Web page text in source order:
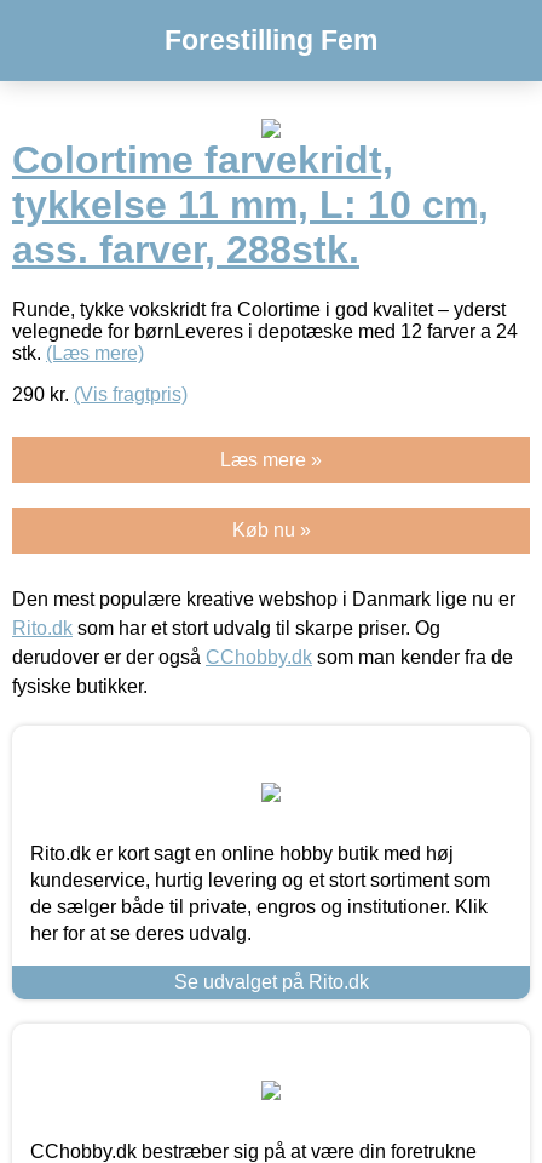
Forestilling Fem
Colortime farvekridt,
tykkelse 11 mm, L: 10 cm,
ass. farver, 288stk.
Runde, tykke vokskridt fra Colortime i god kvalitet – yderst
velegnede for børnLeveres i depotæske med 12 farver a 24
stk. (Læs mere)
290 kr. (Vis fragtpris)
Læs mere »
Køb nu »
Den mest populære kreative webshop i Danmark lige nu er
Rito.dk som har et stort udvalg til skarpe priser. Og
derudover er der også CChobby.dk som man kender fra de
fysiske butikker.
Rito.dk er kort sagt en online hobby butik med høj
kundeservice, hurtig levering og et stort sortiment som
de sælger både til private, engros og institutioner. Klik
her for at se deres udvalg.
Se udvalget på Rito.dk
CChobby.dk bestræber sig på at være din foretrukne